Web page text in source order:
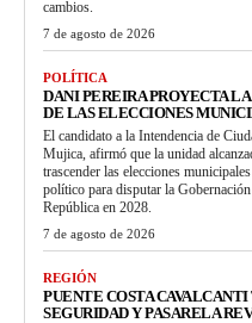
cambios.
7 de agosto de 2026
POLÍTICA
DANI PEREIRA PROYECTA
DE LAS ELECCIONES
El candidato a la Intendencia de
Mujica, afirmó que la unidad
trascender las elecciones
político para disputar la
República en 2028.
7 de agosto de 2026
REGIÓN
PUENTE COSTA
SEGURIDAD Y PASARELA